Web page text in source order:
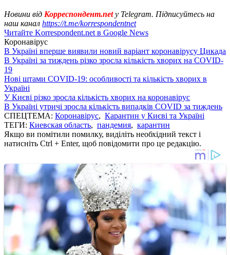
Новини від Корреспондент.netу Telegram. Підписуйтесь на
наш канал https://t.me/korrespondentnet
Читайте Korrespondent.net в Google News
Коронавірус
В Україні вперше виявили новий варіант коронавірусу Цикада
В Україні за тиждень різко зросла кількість хворих на COVID-
19
Нові штами COVID-19: особливості та кількість хворих в
Україні
У Києві різко зросла кількість хворих на коронавірус
В Україні утричі зросла кількість випадків COVID за тиждень
СПЕЦТЕМА: Коронавірус, Карантин у Києві та Україні
ТЕГИ: Киевская область, пандемия, карантин
Якщо ви помітили помилку, виділіть необхідний текст і
натисніть Ctrl + Enter, щоб повідомити про це редакцію.